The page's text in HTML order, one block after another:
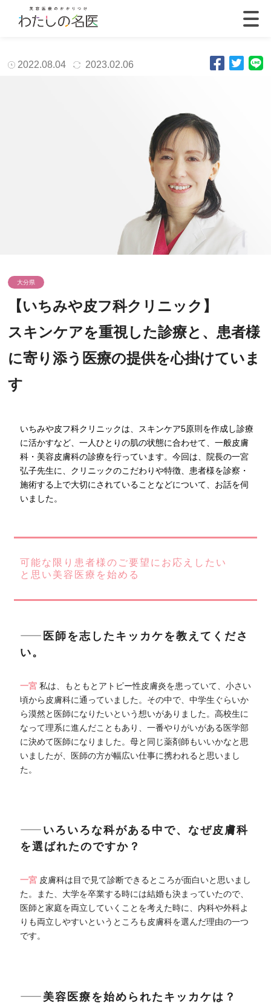
2022.08.04 2023.02.06
大分県
【いちみや皮フ科クリニック】
スキンケアを重視した診療と、患者様
に寄り添う医療の提供を心掛けていま
す
いちみや皮フ科クリニックは、スキンケア5原則を作成し診療
に活かすなど、一人ひとりの肌の状態に合わせて、一般皮膚
科・美容皮膚科の診療を行っています。今回は、院長の一宮
弘子先生に、クリニックのこだわりや特徴、患者様を診察・
施術する上で大切にされていることなどについて、お話を伺
いました。
可能な限り患者様のご要望にお応えしたい
と思い美容医療を始める
――医師を志したキッカケを教えてくださ
い。
一宮私は、もともとアトピー性皮膚炎を患っていて、小さい
頃から皮膚科に通っていました。その中で、中学生ぐらいか
ら漠然と医師になりたいという想いがありました。高校生に
なって理系に進んだこともあり、一番やりがいがある医学部
に決めて医師になりました。母と同じ薬剤師もいいかなと思
いましたが、医師の方が幅広い仕事に携われると思いまし
た。
――いろいろな科がある中で、なぜ皮膚科
を選ばれたのですか？
一宮 皮膚科は目で見て診断できるところが面白いと思いまし
た。また、大学を卒業する時には結婚も決まっていたので、
医師と家庭を両立していくことを考えた時に、内科や外科よ
りも両立しやすいというところも皮膚科を選んだ理由の一つ
です。
――美容医療を始められたキッカケは？